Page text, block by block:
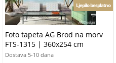
Foto tapeta AG Brod na morv
FTS-1315 | 360x254 cm
Ljepilo besplatno
Dostava 5-10 dana